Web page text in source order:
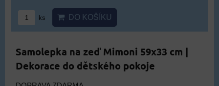
ks DO KOŠÍKU
Samolepka na zeď Mimoni 59x33 cm |
Dekorace do dětského pokoje